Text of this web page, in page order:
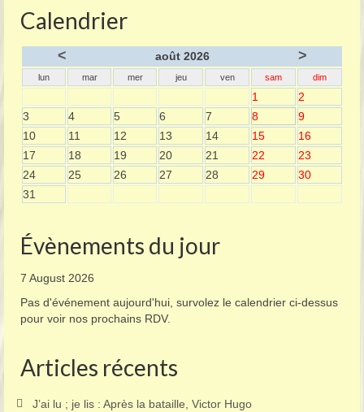
Calendrier
< août 2026 >
lun mar mer jeu ven sam dim
1
2
3
4 5 6 7 8
9
10
11 12 13 14 15
16
17
18 19 20 21 22
23
24
25 26 27 28 29
30
31
Évènements du jour
7 August 2026
Pas d'événement aujourd'hui, survolez le calendrier ci-dessus
pour voir nos prochains RDV.
Articles récents
J’ai lu ; je lis : Après la bataille, Victor Hugo